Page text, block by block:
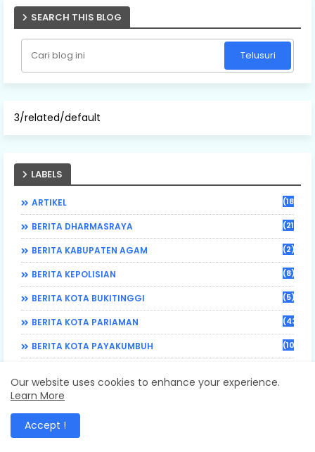
SEARCH THIS BLOG
3/related/default
LABELS
ARTIKEL (184)
BERITA DHARMASRAYA (21)
BERITA KABUPATEN AGAM (2)
BERITA KEPOLISIAN (8)
BERITA KOTA BUKITINGGI (5)
BERITA KOTA PARIAMAN (43)
BERITA KOTA PAYAKUMBUH (108)
BERITA NASIONAL
BERITA PADANG PARIAMAN
BERITA PESISIR SELATAN
Our website uses cookies to enhance your experience.
Learn More
Accept !